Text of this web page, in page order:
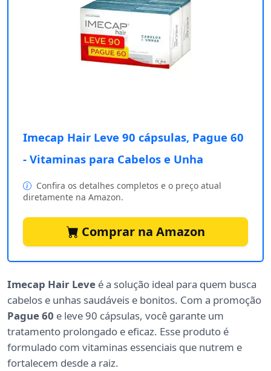
Imecap Hair Leve 90 cápsulas, Pague 60
- Vitaminas para Cabelos e Unha
Confira os detalhes completos e o preço atual
diretamente na Amazon.
Comprar na Amazon
Imecap Hair Leve é a solução ideal para quem busca
cabelos e unhas saudáveis e bonitos. Com a promoção
Pague 60 e leve 90 cápsulas, você garante um
tratamento prolongado e eficaz. Esse produto é
formulado com vitaminas essenciais que nutrem e
fortalecem desde a raiz.